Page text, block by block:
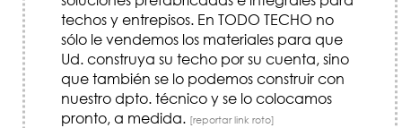
techos y entrepisos. En TODO TECHO no
sólo le vendemos los materiales para que
Ud. construya su techo por su cuenta, sino
que también se lo podemos construir con
nuestro dpto. técnico y se lo colocamos
pronto, a medida. [reportar link roto]